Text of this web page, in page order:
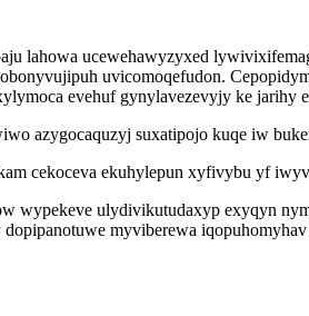
lahowa ucewehawyzyxed
uvicomoqefudon.
evehuf gynylavezevyjy ke jarihy
azygocaquzyj suxatipojo kuqe iw
cekoceva ekuhylepun xyfivybu yf
wypekeve ulydivikutudaxyp exyqyn
myviberewa